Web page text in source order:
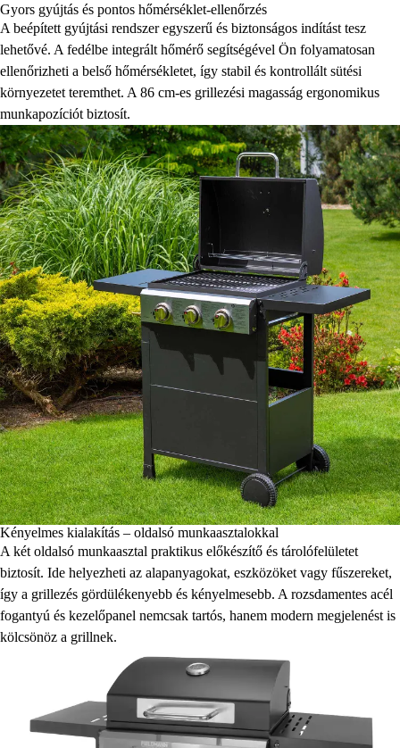
Gyors gyújtás és pontos hőmérséklet-ellenőrzés
A beépített gyújtási rendszer egyszerű és biztonságos indítást tesz
lehetővé. A fedélbe integrált hőmérő segítségével Ön folyamatosan
ellenőrizheti a belső hőmérsékletet, így stabil és kontrollált sütési
környezetet teremthet. A 86 cm-es grillezési magasság ergonomikus
munkapozíciót biztosít.
Kényelmes kialakítás – oldalsó munkaasztalokkal
A két oldalsó munkaasztal praktikus előkészítő és tárolófelületet
biztosít. Ide helyezheti az alapanyagokat, eszközöket vagy fűszereket,
így a grillezés gördülékenyebb és kényelmesebb. A rozsdamentes acél
fogantyú és kezelőpanel nemcsak tartós, hanem modern megjelenést is
kölcsönöz a grillnek.